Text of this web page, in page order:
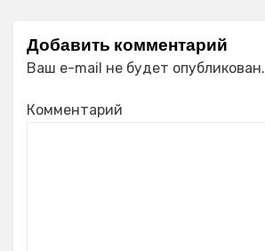
Добавить комментарий
Ваш e-mail не будет опубликован.
Комментарий